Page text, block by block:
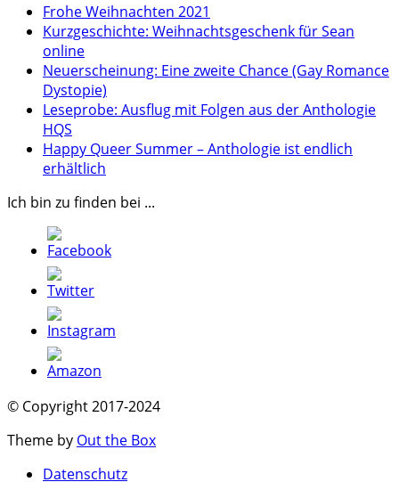
Frohe Weihnachten 2021
Kurzgeschichte: Weihnachtsgeschenk für Sean
online
Neuerscheinung: Eine zweite Chance (Gay Romance
Dystopie)
Leseprobe: Ausflug mit Folgen aus der Anthologie
HQS
Happy Queer Summer – Anthologie ist endlich
erhältlich
Ich bin zu finden bei ...
© Copyright 2017-2024
Theme by Out the Box
Datenschutz